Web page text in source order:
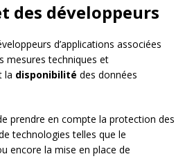
des développeurs
d’applications associées
mesures techniques et
la disponibilité des données
prendre en compte la protection des
technologies telles que le
encore la mise en place de